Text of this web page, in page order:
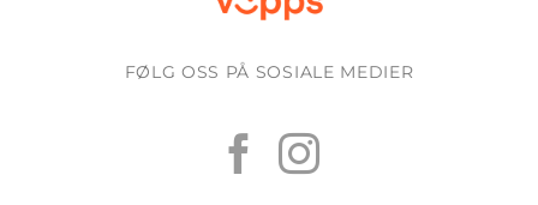
FØLG OSS PÅ SOSIALE MEDIER